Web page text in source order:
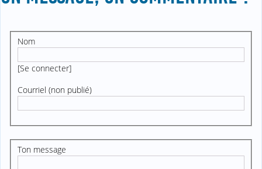
Nom
[Se connecter]
Courriel (non publié)
Ton message